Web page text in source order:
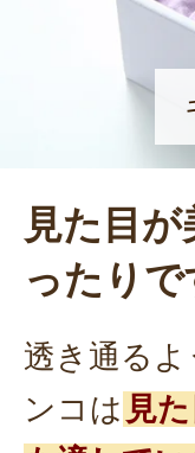
見た目
ったりで
透き通る
ンコは 見